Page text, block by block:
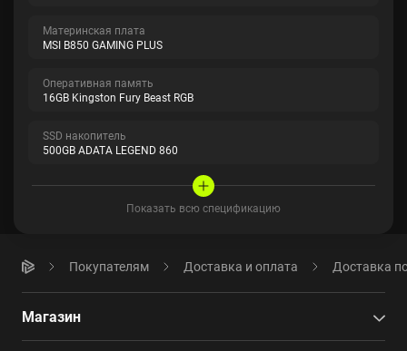
Материнская плата
MSI B850 GAMING PLUS
Оперативная память
16GB Kingston Fury Beast RGB
SSD накопитель
500GB ADATA LEGEND 860
Показать всю спецификацию
Покупателям Доставка и оплата Доставка
Магазин